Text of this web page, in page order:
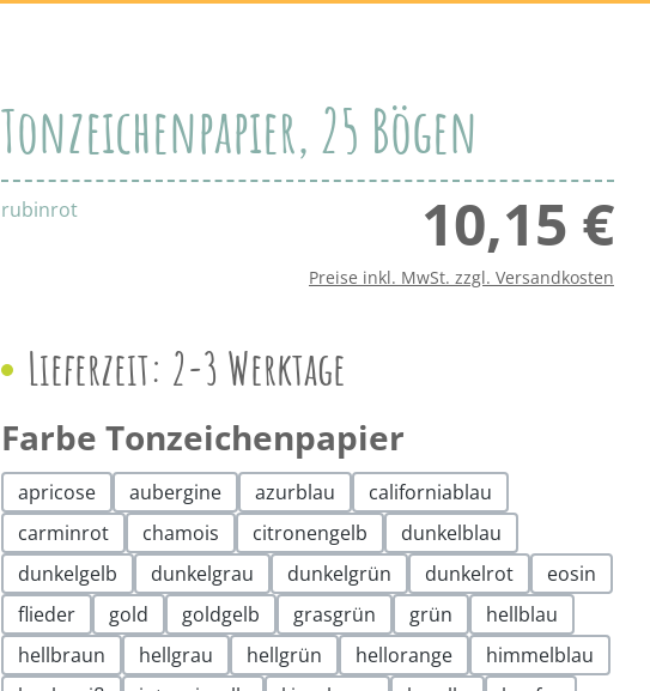
Tonzeichenpapier, 25 Bögen
rubinrot 10,15 €
Preise inkl. MwSt. zzgl. Versandkosten
Lieferzeit: 2-3 Werktage
Farbe Tonzeichenpapier
apricose aubergine azurblau
californiablau
carminrot
chamois citronengelb
dunkelblau
dunkelgelb
dunkelgrau dunkelgrün dunkelrot
eosin
flieder
gold goldgelb grasgrün grün
hellblau
hellbraun
hellgrau hellgrün hellorange
himmelblau